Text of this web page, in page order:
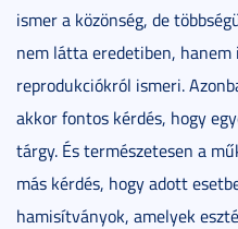
ismer a közönség, de
nem látta eredetiben,
reprodukciókról ismeri.
akkor fontos kérdés, hogy
tárgy. És természetesen a
más kérdés, hogy adott
hamisítványok, amelyek